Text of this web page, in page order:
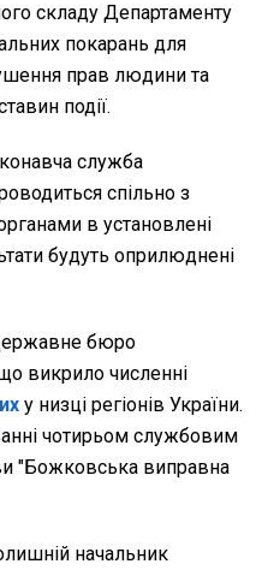
складу Департаменту
покарань для
прав людини та
події.
служба
спільно з
в установлені
будуть оприлюднені
бюро
викрило численні
у низці регіонів України.
чотирьом службовим
"Божковська виправна
начальник